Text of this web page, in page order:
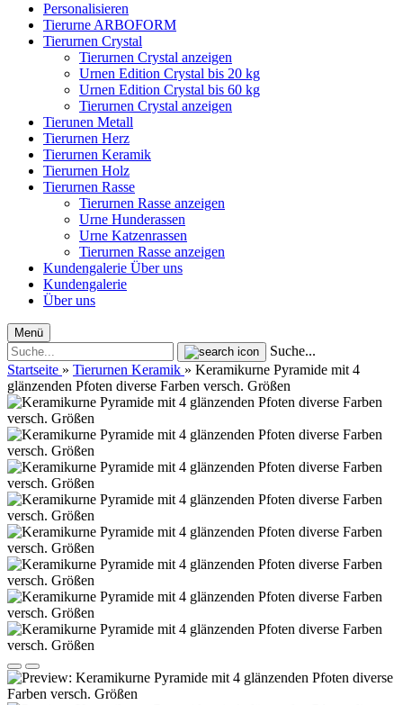
Personalisieren
Tierurne ARBOFORM
Tierurnen Crystal
Tierurnen Crystal anzeigen
Urnen Edition Crystal bis 20 kg
Urnen Edition Crystal bis 60 kg
Tierurnen Crystal anzeigen
Tierunen Metall
Tierurnen Herz
Tierurnen Keramik
Tierurnen Holz
Tierurnen Rasse
Tierurnen Rasse anzeigen
Urne Hunderassen
Urne Katzenrassen
Tierurnen Rasse anzeigen
Kundengalerie Über uns
Kundengalerie
Über uns
Menü
Suche...
Startseite » Tierurnen Keramik » Keramikurne Pyramide mit 4
glänzenden Pfoten diverse Farben versch. Größen